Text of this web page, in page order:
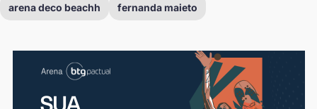
arena deco beachh fernanda maieto